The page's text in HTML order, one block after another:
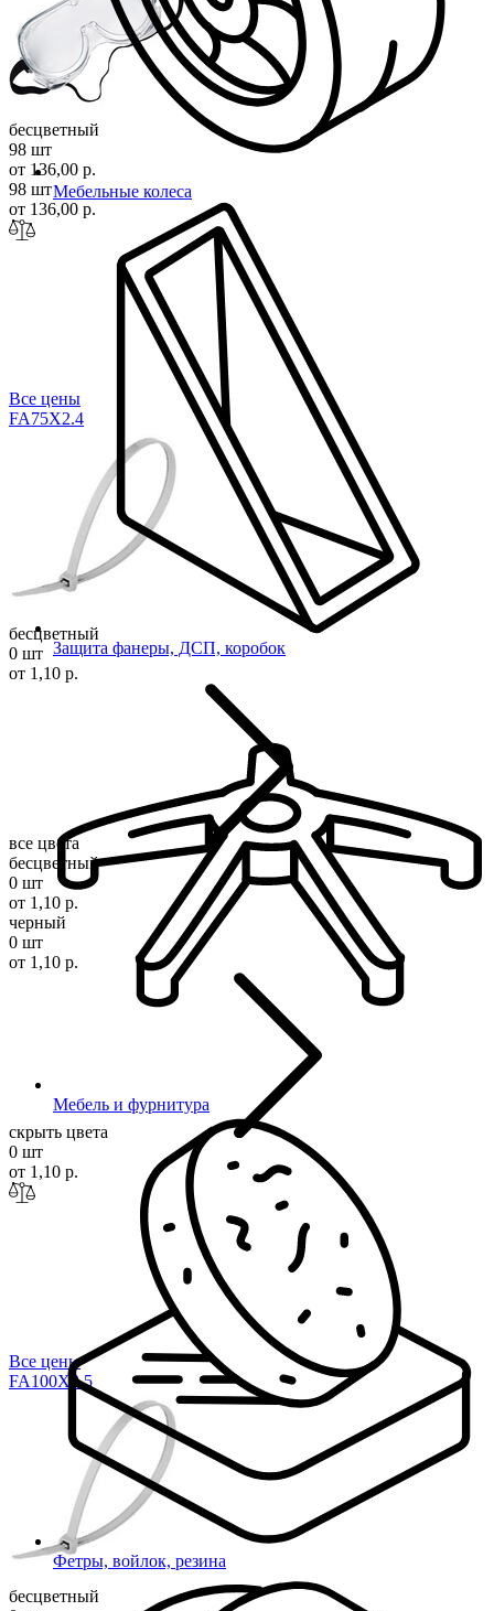
Мебельные колеса
Защита фанеры, ДСП, коробок
Мебель и фурнитура
Фетры, войлок, резина
бесцветный
98 шт
от 136,00 р.
98 шт
от 136,00 р.
Все цены
FA75X2.4
бесцветный
0 шт
от 1,10 р.
все цвета
бесцветный
0 шт
от 1,10 р.
черный
0 шт
от 1,10 р.
скрыть цвета
0 шт
от 1,10 р.
Все цены
FA100X2.5
бесцветный